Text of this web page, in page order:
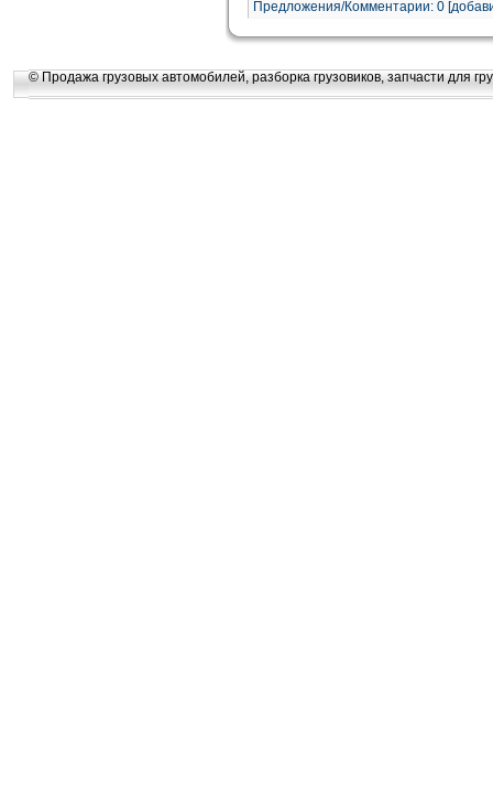
Предложения/Комментарии: 0
© Продажа грузовых автомобилей, разборка грузовиков, запчасти для